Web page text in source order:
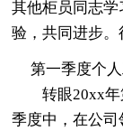
其他柜员同志
验，共同进步。
第一季度个人
转眼20xx
季度中，在公